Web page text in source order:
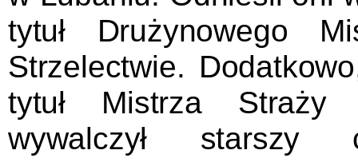
tytuł Drużynowego
Strzelectwie.
tytuł Mistrza Straży
wywalczył starszy